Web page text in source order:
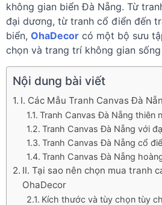
không gian biển Đà Nẵng. Từ
đại dương, từ tranh cổ điển đến
biển, OhaDecor có một bộ sưu
chọn và trang trí không gian sống
Nội dung bài viết
I. Các Mẫu Tranh Canvas Đà
Tranh Canvas Đà Nẵng thiên
Tranh Canvas Đà Nẵng với
Tranh Canvas Đà Nẵng cổ
Tranh Canvas Đà Nẵng
II. Tại sao nên chọn mua tranh
OhaDecor
Kích thước và tùy chọn tùy